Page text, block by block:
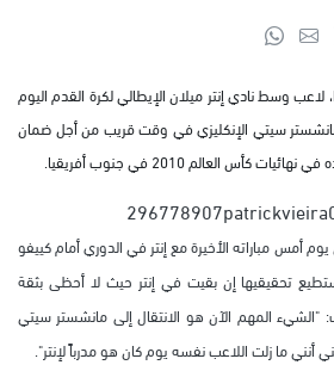
لاعب وسط نادي إنتر ميلان الإيطالي لكرة القدم اليوم
سيتي الإنكليزي في وقت قريب من أجل ضمان
العالم 2010 في جنوب أفريقيا.
الذي خاض يوم أمس مباراته الأخيرة مع إنتر في الدوري أمام كييفو
تحقيقيها إن بقيت في إنتر حيث لا أحظى بثقة
"الشيء المهم الآن هو الانتقال إلى مانشستر سيتي
أنني ما زلت اللاعب نفسه يوم كان هو مدرباً لإنتر".